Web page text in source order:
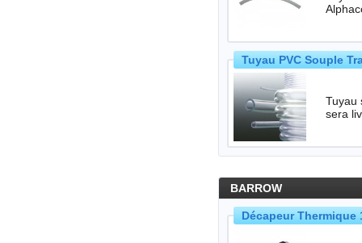
Tuyau PVC Souple
Tuyau
sera
BARROW
Décapeur Thermique